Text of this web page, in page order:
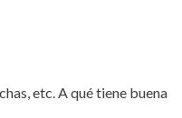
etc. A qué tiene buena